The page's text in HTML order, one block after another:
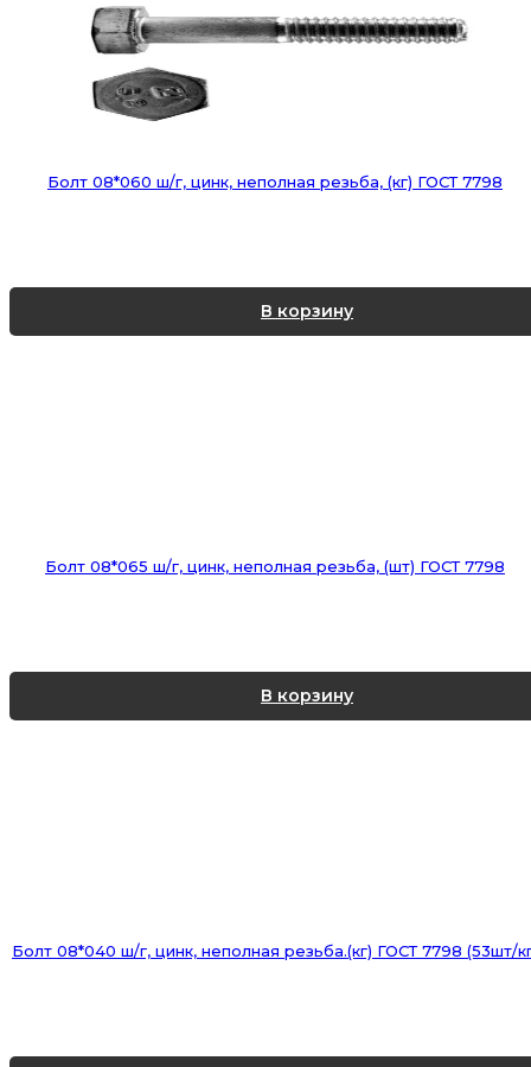
Болт 08*060 ш/г, цинк, неполная резьба, (кг) ГОСТ 7798
В корзину
Болт 08*065 ш/г, цинк, неполная резьба, (шт) ГОСТ 7798
В корзину
Болт 08*040 ш/г, цинк, неполная резьба.(кг) ГОСТ 7798 (53шт/